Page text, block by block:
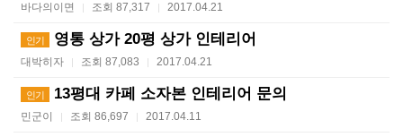
바다의이면 | 조회 87,317 | 2017.04.21
인기 영통 상가 20평 상가 인테리어
대박히자 | 조회 87,083 | 2017.04.21
인기 13평대 카페 소자본 인테리어 문의
민군이 | 조회 86,697 | 2017.04.11